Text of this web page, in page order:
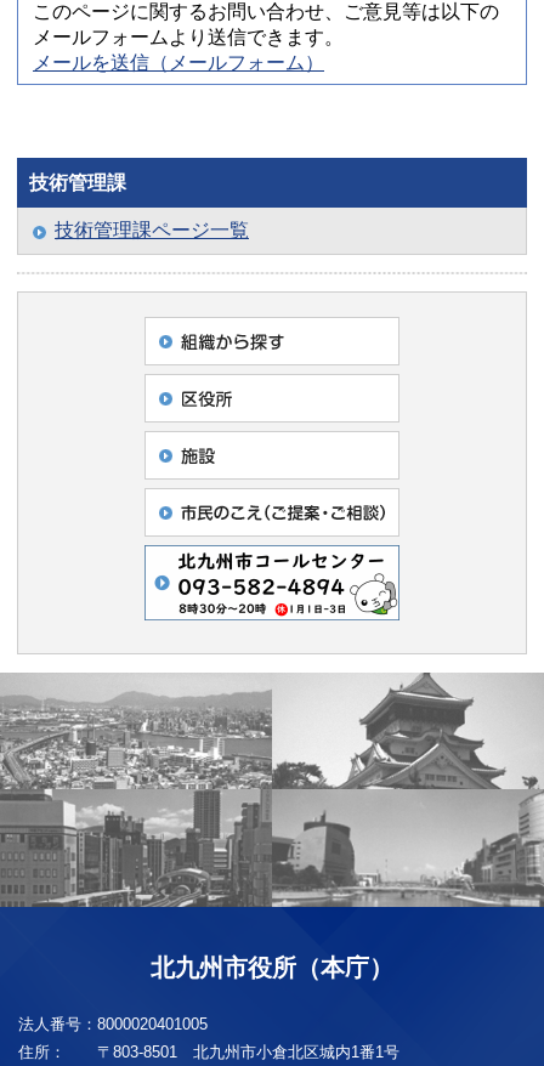
このページに関するお問い合わせ、ご意見等は以下の
メールフォームより送信できます。
メールを送信（メールフォーム）
技術管理課
技術管理課ページ一覧
北九州市役所（本庁）
法人番号： 8000020401005
住所：
〒803-8501 北九州市小倉北区城内1番1号